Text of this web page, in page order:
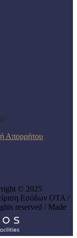
Απορρήτου
© 2025
Εσόδων ΟΤΑ /
reserved / Made